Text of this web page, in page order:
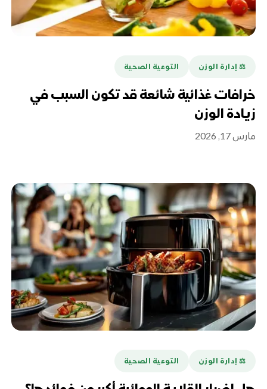
⚖️ إدارة الوزن التوعية الصحية
خرافات غذائية شائعة قد تكون السبب في
زيادة الوزن
مارس 17, 2026
⚖️ إدارة الوزن التوعية الصحية